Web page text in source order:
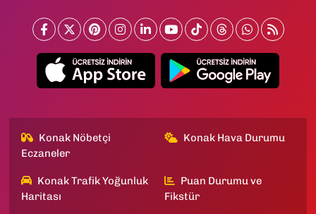
Konak Nöbetçi
Eczaneler
Konak Hava Durumu
Konak Trafik Yoğunluk
Haritası
Puan Durumu ve
Fikstür